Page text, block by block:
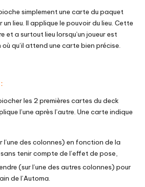
simplement une carte du paquet
un lieu. Il applique le pouvoir du lieu. Cette
et a surtout lieu lorsqu’un joueur est
qu’il attend une carte bien précise.
les 2 premières cartes du deck
l’une après l’autre. Une carte indique
l’une des colonnes) en fonction de la
tenir compte de l’effet de pose,
(sur l’une des autres colonnes) pour
de l’Automa.